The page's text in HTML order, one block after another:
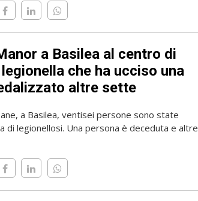
a Basilea al centro di
che ha ucciso una
altre sette
a Basilea, ventisei persone sono state
di legionellosi. Una persona è deceduta e altre